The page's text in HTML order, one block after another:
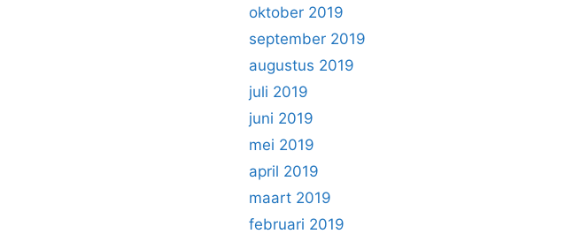
oktober 2019
september 2019
augustus 2019
juli 2019
juni 2019
mei 2019
april 2019
maart 2019
februari 2019